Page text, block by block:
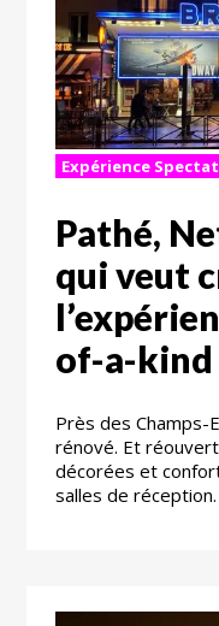
Expérience
Pathé,
qui veut
of-a-kind
Près des Champs-
rénové. Et
décorées et
salles de